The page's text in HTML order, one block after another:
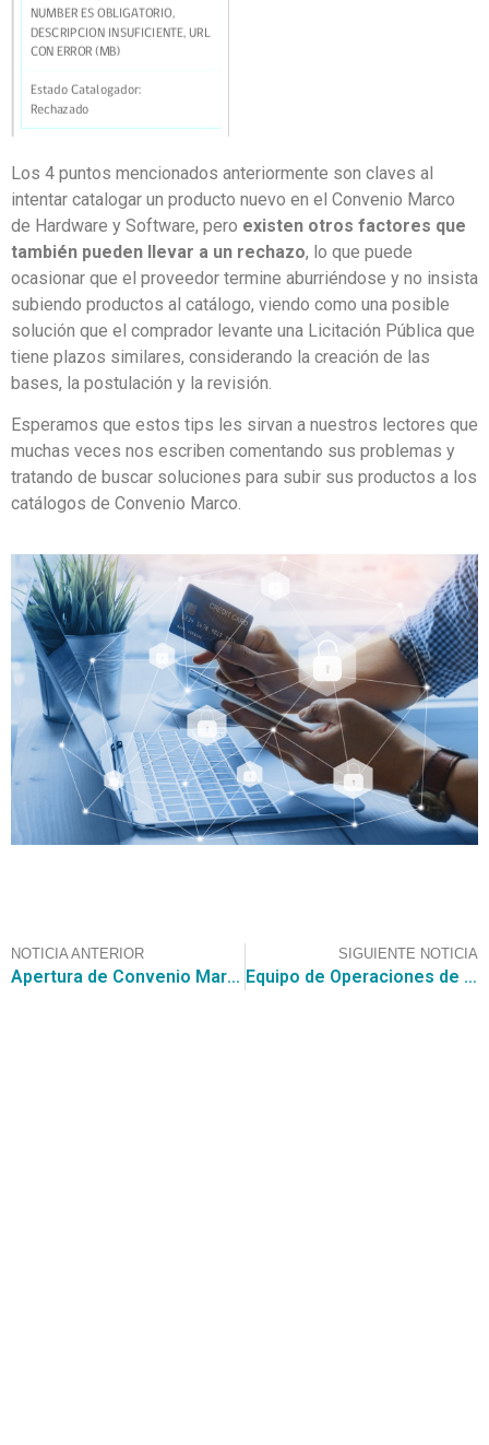
Los 4 puntos mencionados anteriormente son claves al
intentar catalogar un producto nuevo en el Convenio Marco
de Hardware y Software, pero existen otros factores que
también pueden llevar a un rechazo, lo que puede
ocasionar que el proveedor termine aburriéndose y no insista
subiendo productos al catálogo, viendo como una posible
solución que el comprador levante una Licitación Pública que
tiene plazos similares, considerando la creación de las
bases, la postulación y la revisión.
Esperamos que estos tips les sirvan a nuestros lectores que
muchas veces nos escriben comentando sus problemas y
tratando de buscar soluciones para subir sus productos a los
catálogos de Convenio Marco.
NOTICIA ANTERIOR
Apertura de Convenio Marco de gas licuado de petróleo y gas natural ID 2239-3-LR19
SIGUIENTE NOTICIA
Equipo de Operaciones de CGCE consagra ambiciosas metas en Licitaciones y Convenios Marco